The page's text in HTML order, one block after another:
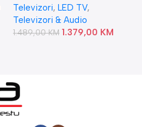
Televizori, LED TV,
Televizori & Audio
1.489,00KM 1.379,00 KM